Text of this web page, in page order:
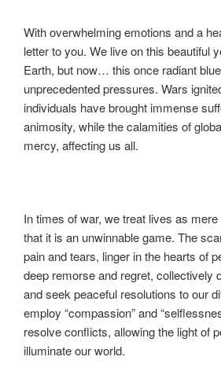
With overwhelming emotions and a
letter to you. We live on this beautiful
Earth, but now… this once radiant
unprecedented pressures. Wars
individuals have brought immense
animosity, while the calamities of
mercy, affecting us all.
In times of war, we treat lives as
that it is an unwinnable game. The
pain and tears, linger in the hearts of
deep remorse and regret, collectively
and seek peaceful resolutions to our
employ “compassion” and
resolve conflicts, allowing the light of
illuminate our world.